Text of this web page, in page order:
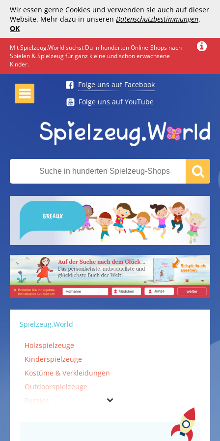
Wir essen gerne Cookies und verwenden sie auch auf dieser
Website. Mehr dazu in unseren Datenschutzbestimmungen.
OK
Mit Spielzeug.World suchst Du in hunderten Online-Shops nach
Spielen & Spielzeug für ganz kleine und schon erwachsene
Kinder.
Folge uns auf Facebook
Folge uns auf YouTube
BREAUX
Spielzeug.World
Holzspielzeuge
Kinderspielzeuge
Kostüme & Verkleidungen
Outdoorspielzeuge
Puzzles